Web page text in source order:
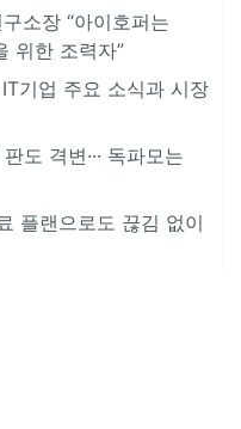
소장 “아이호퍼는
위한 조력자”
기업 주요 소식과 시장
도 격변··· 독파모는
플랜으로도 끊김 없이